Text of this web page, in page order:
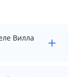
Вилла